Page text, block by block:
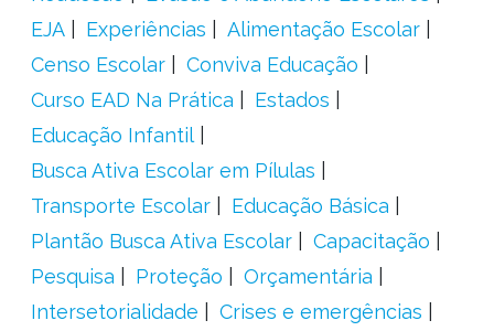
EJA
Experiências
Alimentação Escolar
Censo Escolar
Conviva Educação
Curso EAD Na Prática
Estados
Educação Infantil
Busca Ativa Escolar em Pílulas
Transporte Escolar
Educação Básica
Plantão Busca Ativa Escolar
Capacitação
Pesquisa
Proteção
Orçamentária
Intersetorialidade
Crises e emergências